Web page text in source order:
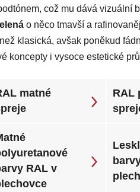
což mu dává vizuální
o něco tmavší a
klasická, avšak poněkud
koncepty i vysoce estetické
matné
RAL
RAL v